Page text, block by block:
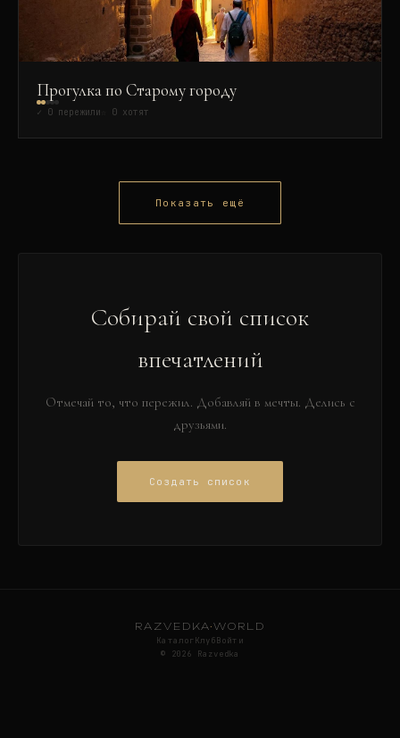
Прогулка по Старому городу
✓ 0 пережили 0 хотят
Показать ещё
Собирай свой список
впечатлений
Отмечай то, что пережил. Добавляй в мечты. Делись с
друзьями.
Создать список
RAZVEDKA·WORLD
Каталог КлубВойти
©
2026 Razvedka